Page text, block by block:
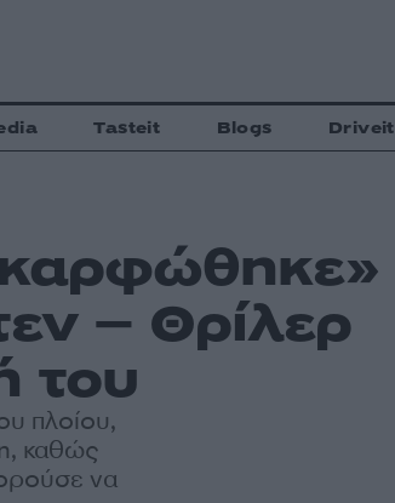
Tasteit Blogs Driveit
– Θρίλερ
του
πλοίου,
καθώς
να